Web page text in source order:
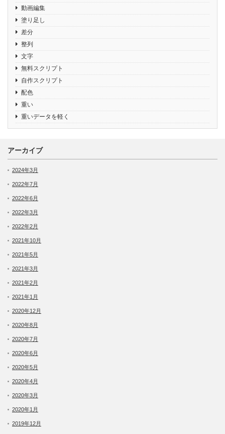
動画編集
塗り足し
差分
整列
文字
無料スクリプト
自作スクリプト
配色
重い
重いデータを軽く
アーカイブ
2024年3月
2022年7月
2022年6月
2022年3月
2022年2月
2021年10月
2021年5月
2021年3月
2021年2月
2021年1月
2020年12月
2020年8月
2020年7月
2020年6月
2020年5月
2020年4月
2020年3月
2020年1月
2019年12月